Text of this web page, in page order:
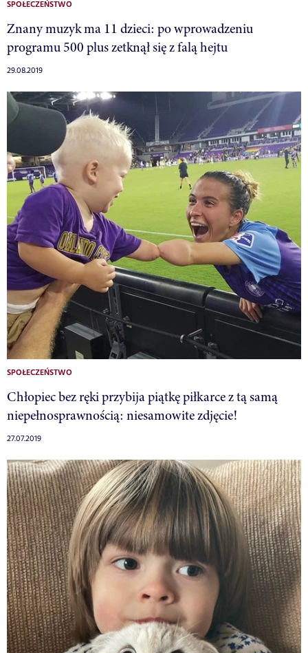
SPOŁECZEŃSTWO
Znany muzyk ma 11 dzieci: po wprowadzeniu
programu 500 plus zetknął się z falą hejtu
29.08.2019
SPOŁECZEŃSTWO
Chłopiec bez ręki przybija piątkę piłkarce z tą samą
niepełnosprawnością: niesamowite zdjęcie!
27.07.2019